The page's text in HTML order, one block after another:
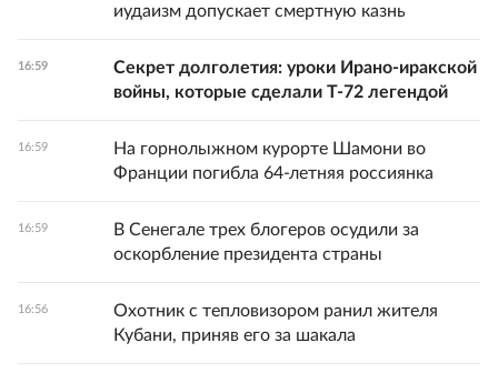
иудаизм допускает смертную казнь
16:59
Секрет долголетия: уроки Ирано-иракской
войны, которые сделали Т-72 легендой
16:59
На горнолыжном курорте Шамони во
Франции погибла 64-летняя россиянка
16:59
В Сенегале трех блогеров осудили за
оскорбление президента страны
16:56
Охотник с тепловизором ранил жителя
Кубани, приняв его за шакала